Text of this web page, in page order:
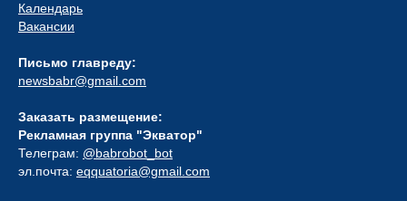
Календарь
Вакансии
Письмо главреду:
newsbabr@gmail.com
Заказать размещение:
Рекламная группа "Экватор"
Телеграм: @babrobot_bot
эл.почта: eqquatoria@gmail.com